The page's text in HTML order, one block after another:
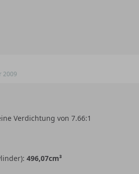
2009
Verdichtung von 7.66:1
496,07cm³